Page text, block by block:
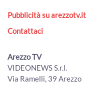
Siamo a
oltre il
Pubblicità su arezzotv.it
Contattaci
Arezzo TV
VIDEONEWS S.r.l.
Via Ramelli, 39 Arezzo